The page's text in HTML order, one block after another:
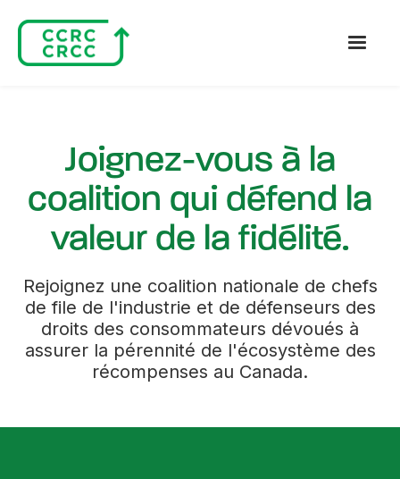
Joignez-vous à la
coalition qui défend la
valeur de la fidélité.
Rejoignez une coalition nationale de chefs
de file de l'industrie et de défenseurs des
droits des consommateurs dévoués à
assurer la pérennité de l'écosystème des
récompenses au Canada.